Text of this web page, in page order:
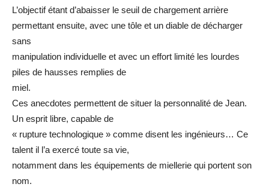
L’objectif étant d’abaisser le seuil de chargement arrière
permettant ensuite, avec une tôle et un diable de décharger
sans
manipulation individuelle et avec un effort limité les lourdes
piles de hausses remplies de
miel.
Ces anecdotes permettent de situer la personnalité de Jean.
Un esprit libre, capable de
« rupture technologique » comme disent les ingénieurs… Ce
talent il l’a exercé toute sa vie,
notamment dans les équipements de miellerie qui portent son
nom.